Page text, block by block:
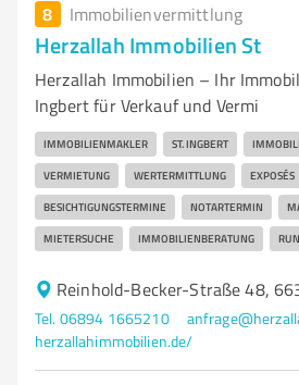
8 Immobilienvermittlung
Herzallah Immobilien St
Herzallah Immobilien – Ihr
Ingbert für Verkauf und Vermi
IMMOBILIENMAKLER ST. INGBERT
VERMIETUNG WERTERMITTLUNG EXPOSÉS
BESICHTIGUNGSTERMINE NOTARTERMIN
MIETERSUCHE IMMOBILIENBERATUNG
Reinhold-Becker-Straße 48,
Tel. 06894 1665210
herzallahimmobilien.de/